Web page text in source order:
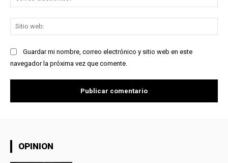
Guardar mi nombre, correo electrónico y sitio web en este
navegador la próxima vez que comente.
OPINION